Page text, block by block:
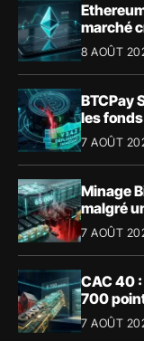
marché
8 AOÛT
BTCPay
les
7 AOÛT
Minage
malgré
7 AOÛT
CAC 40
700
7 AOÛT